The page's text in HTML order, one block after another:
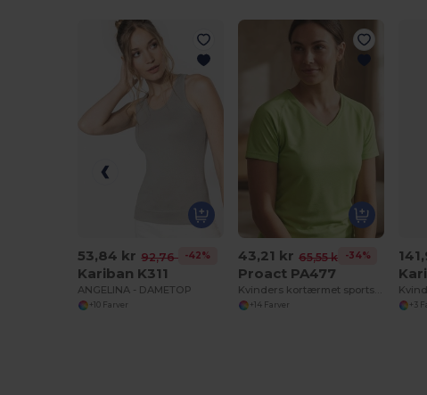
53,84 kr 92,76 kr-42%
Kariban K311
ANGELINA - DAMETOP
+10 Farver
43,21 kr 65,55 kr -34%
Proact PA477
+14 Farver +3